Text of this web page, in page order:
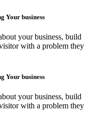
Your business
your business, build
with a problem they
Your business
your business, build
with a problem they